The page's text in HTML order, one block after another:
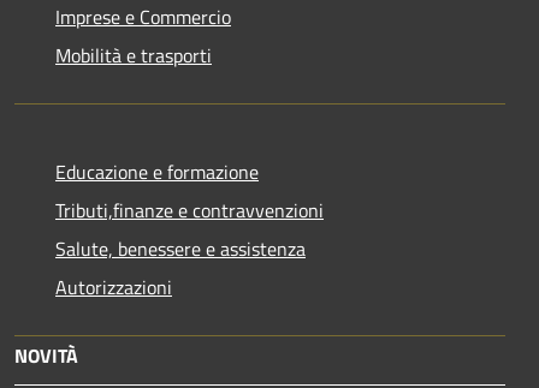
Imprese e Commercio
Mobilità e trasporti
Educazione e formazione
Tributi,finanze e contravvenzioni
Salute, benessere e assistenza
Autorizzazioni
NOVITÀ